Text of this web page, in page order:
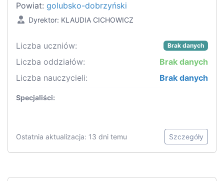
Powiat: golubsko-dobrzyński
Dyrektor: KLAUDIA CICHOWICZ
Liczba uczniów: Brak danych
Liczba oddziałów:
Brak danych
Liczba nauczycieli:
Brak danych
Specjaliści:
Ostatnia aktualizacja: 13 dni temu Szczegóły